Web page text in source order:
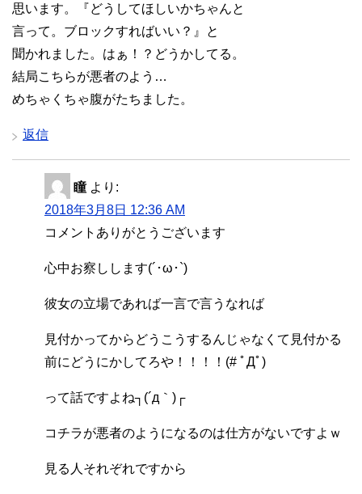
思います。『どうしてほしいかちゃんと
言って。ブロックすればいい？』と
聞かれました。はぁ！？どうかしてる。
結局こちらが悪者のよう…
めちゃくちゃ腹がたちました。
返信
瞳 より:
2018年3月8日 12:36 AM
コメントありがとうございます
心中お察しします(´･ω･`)
彼女の立場であれば一言で言うなれば
見付かってからどうこうするんじゃなくて見付かる
前にどうにかしてろや！！！！(# ﾟДﾟ)
って話ですよね┐(´д｀)┌
コチラが悪者のようになるのは仕方がないですよｗ
見る人それぞれですから